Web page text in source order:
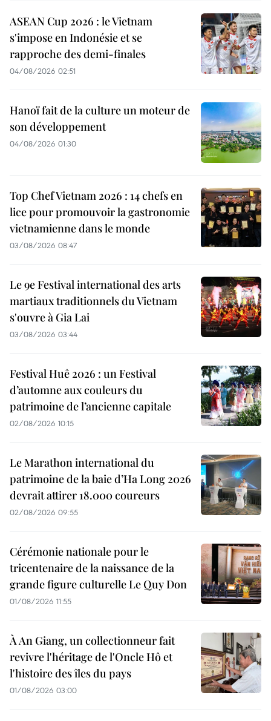
ASEAN Cup 2026 : le Vietnam
s'impose en Indonésie et se
rapproche des demi-finales
04/08/2026 02:51
Hanoï fait de la culture un moteur de
son développement
04/08/2026 01:30
Top Chef Vietnam 2026 : 14 chefs en
lice pour promouvoir la gastronomie
vietnamienne dans le monde
03/08/2026 08:47
Le 9e Festival international des arts
martiaux traditionnels du Vietnam
s'ouvre à Gia Lai
03/08/2026 03:44
Festival Huê 2026 : un Festival
d’automne aux couleurs du
patrimoine de l’ancienne capitale
02/08/2026 10:15
Le Marathon international du
patrimoine de la baie d’Ha Long 2026
devrait attirer 18.000 coureurs
02/08/2026 09:55
Cérémonie nationale pour le
tricentenaire de la naissance de la
grande figure culturelle Le Quy Don
01/08/2026 11:55
À An Giang, un collectionneur fait
revivre l'héritage de l'Oncle Hô et
l'histoire des îles du pays
01/08/2026 03:00